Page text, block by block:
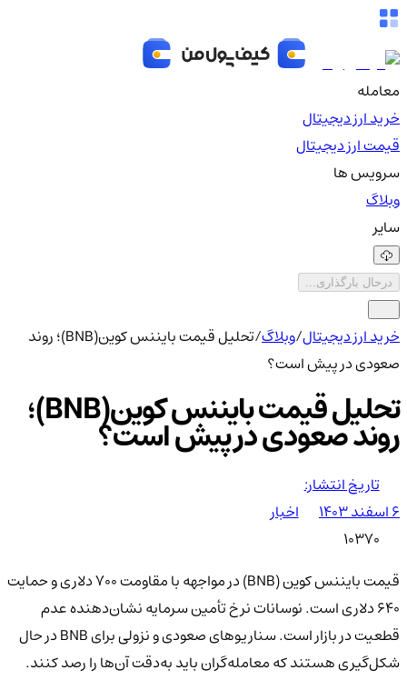
معامله
خرید ارز دیجیتال
قیمت ارز دیجیتال
سرویس ها
وبلاگ
سایر
درحال بارگذاری...
خرید ارز دیجیتال/وبلاگ/
تحلیل قیمت بایننس کوین(BNB)؛ روند
صعودی در پیش است؟
تحلیل قیمت بایننس کوین(BNB)؛
روند صعودی در پیش است؟
تاریخ انتشار:
۶ اسفند ۱۴۰۳
اخبار
10370
قیمت بایننس کوین (BNB) در مواجهه با مقاومت 700 دلاری و حمایت
640 دلاری است. نوسانات نرخ تأمین سرمایه نشان‌دهنده عدم
قطعیت در بازار است. سناریوهای صعودی و نزولی برای BNB در حال
شکل‌گیری هستند که معامله‌گران باید به‌دقت آن‌ها را رصد کنند.